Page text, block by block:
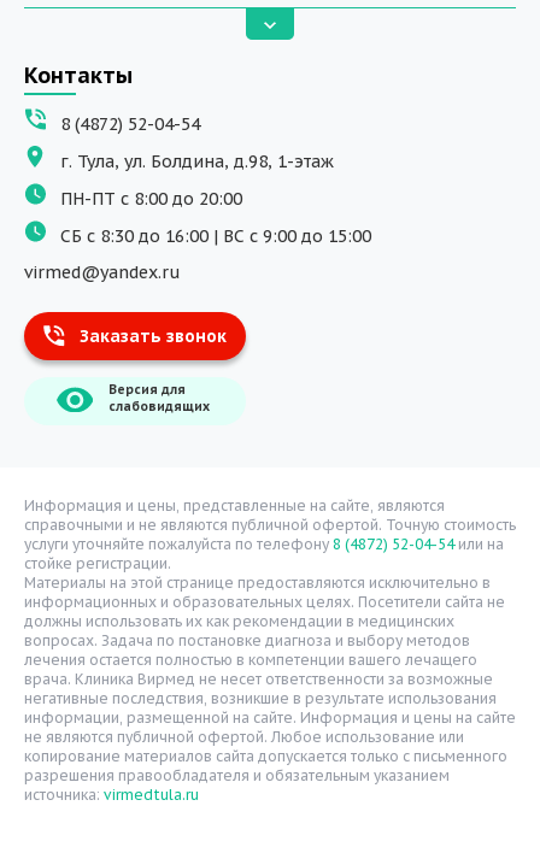
Вызов на дом
ДНК исследования
Программы обучения
Физиотерапия
ДМС
Массаж
Тест на хеликобактер
Информация
О компании
Расписание врачей
Надзорные органы
Статьи
Вопрос-ответ
Видео
Вакансии
Карта сайта
Контакты
Контакты
8 (4872) 52-04-54
г. Тула, ул. Болдина, д.98, 1-этаж
ПН-ПТ с 8:00 до 20:00
СБ с 8:30 до 16:00 | ВС с 9:00 до 15:00
virmed@yandex.ru
Заказать звонок
Версия для
слабовидящих
Информация и цены, представленные на сайте, являются
справочными и не являются публичной офертой. Точную стоимость
услуги уточняйте пожалуйста по телефону 8 (4872) 52-04-54или на
стойке регистрации.
Материалы на этой странице предоставляются исключительно в
информационных и образовательных целях. Посетители сайта не
должны использовать их как рекомендации в медицинских
вопросах. Задача по постановке диагноза и выбору методов
лечения остается полностью в компетенции вашего лечащего
врача. Клиника Вирмед не несет ответственности за возможные
негативные последствия, возникшие в результате использования
информации, размещенной на сайте. Информация и цены на сайте
не являются публичной офертой. Любое использование или
копирование материалов сайта допускается только с письменного
разрешения правообладателя и обязательным указанием
источника: virmedtula.ru